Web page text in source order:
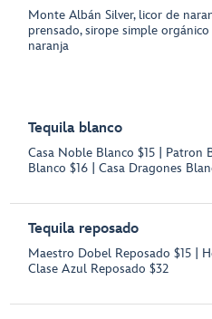
Monte Albán Silver, licor de
prensado, sirope simple
naranja
Tequila blanco
Casa Noble Blanco $15 | Patron
Blanco $16 | Casa Dragones
Tequila reposado
Maestro Dobel Reposado $15 |
Clase Azul Reposado $32